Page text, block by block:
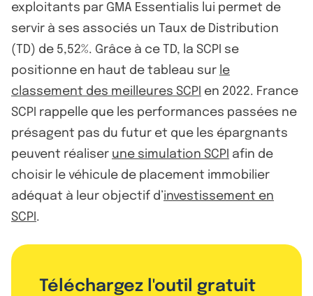
exploitants par GMA Essentialis lui permet de
servir à ses associés un Taux de Distribution
(TD) de 5,52%. Grâce à ce TD, la SCPI se
positionne en haut de tableau sur le
classement des meilleures SCPI en 2022. France
SCPI rappelle que les performances passées ne
présagent pas du futur et que les épargnants
peuvent réaliser une simulation SCPI afin de
choisir le véhicule de placement immobilier
adéquat à leur objectif d’investissement en
SCPI .
Téléchargez l'outil gratuit